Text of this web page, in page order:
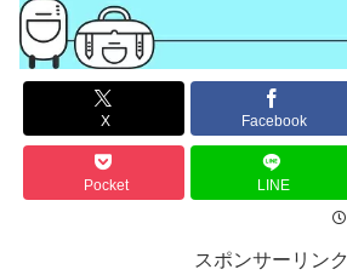
X Facebook
Pocket LINE
スポンサーリンク